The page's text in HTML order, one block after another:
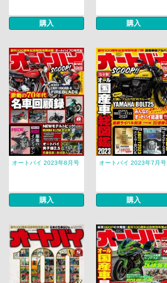
購入 購入
オートバイ 2023年8月号
購入
オートバイ 2023年7月号
購入